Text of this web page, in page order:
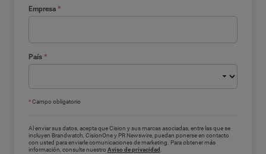
Empresa *
País *
*Campo obligatorio
Al enviar sus datos, acepta que Cision y sus marcas asociadas, entre las que se
incluyen Brandwatch, CisionOne y PR Newswire, puedan ponerse en contacto
con usted para enviarle comunicaciones de marketing. Para obtener más
información, consulte nuestro Aviso de privacidad .